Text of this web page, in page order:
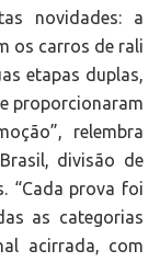
novidades: a
os carros de rali
etapas duplas,
proporcionaram
relembra
divisão de
“Cada prova foi
as categorias
acirrada, com